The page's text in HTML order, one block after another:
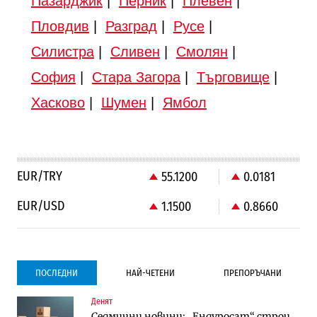
Пловдив
Разград Русе|
Силистра| Сливен Смолян
София
Стара Загора| Търговище|
Хасково| Шумен Ямбол
EUR/TRY 55.1200
0.0181
EUR/USD
1.1500 0.8660
ПОСЛЕДНИ НАЙ-ЧЕТЕНИ ПРЕПОРЪЧАНИ
Денят
Градоустройство
Градоустройство